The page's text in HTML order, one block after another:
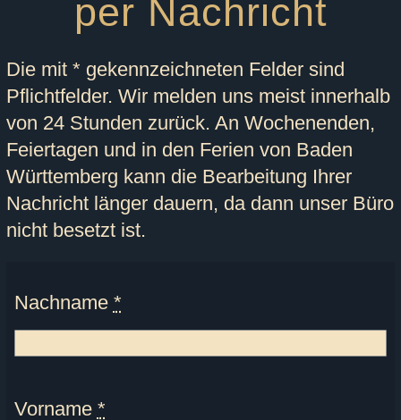
per Nachricht
Die mit * gekennzeichneten Felder sind
Pflichtfelder. Wir melden uns meist innerhalb
von 24 Stunden zurück. An Wochenenden,
Feiertagen und in den Ferien von Baden
Württemberg kann die Bearbeitung Ihrer
Nachricht länger dauern, da dann unser Büro
nicht besetzt ist.
Nachname *
Vorname *